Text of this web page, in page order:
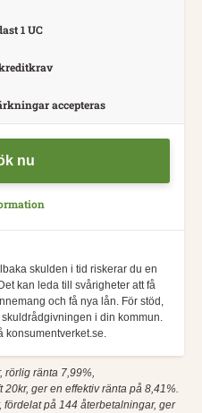
nu
1 UC
accepteras
skulden i tid riskerar du en
kan leda till svårigheter att få
och få nya lån. För stöd,
i din kommun.
konsumentverket.se.
ränta 7,99%,
ger en effektiv ränta på 8,41%.
fördelat på 144 återbetalningar, ger